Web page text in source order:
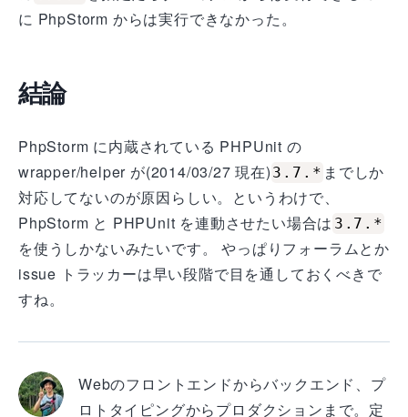
に PhpStorm からは実行できなかった。
結論
PhpStorm に内蔵されている PHPUnit の
wrapper/helper が(2014/03/27 現在) 3.7.* までしか
対応してないのが原因らしい。というわけで、
PhpStorm と PHPUnit を連動させたい場合は 3.7.*
を使うしかないみたいです。 やっぱりフォーラムとか
issue トラッカーは早い段階で目を通しておくべきで
すね。
Webのフロントエンドからバックエンド、プ
ロトタイピングからプロダクションまで。定